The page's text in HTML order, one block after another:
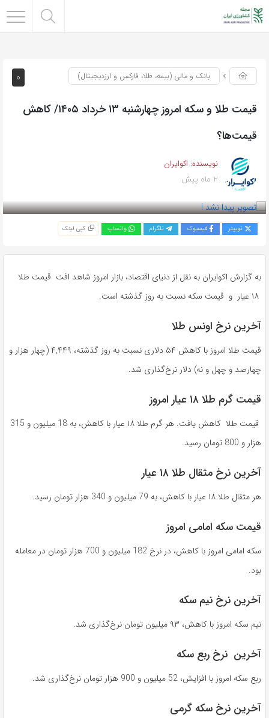
0 بانک و مالی (بیمه، طلا، فارکس و ارزدیجیتال)
قیمت طلا و سکه امروز‌ چهارشنبه ۱۳ خرداد ۱۴۰۵/ کاهش
قیمت‌ها؟
نویسنده: اکوایران
2 ماه پیش
توییتر فیسبوک تلگرام واتساپ کپی لینک
به گزارش اکوایران به نقل از دنیای اقتصاد، بازار امروز شاهد افت قیمت طلا
آخرین نرخ اونس طلا
قیمت طلا امروز با کاهش ۵۴ دلاری نسبت به روز گذشته، ۴,۴۴۹ (چهار هزار و
چهارصد و چهل و نه) دلار نرخ‌گذاری شد.
قیمت گرم طلا ۱۸ عیار امروز
قیمت طلا کاهش یافت. هر گرم طلا ۱۸ عیار با کاهش، به 18 میلیون و 315
هزار و 800 تومان رسید.
آخرین نرخ مثقال طلا ۱۸ عیار
هر مثقال طلا ۱۸ عیار با کاهش، به 79 میلیون و 340 هزار تومان رسید‌.
قیمت سکه امامی امروز
سکه امامی امروز با کاهش، در نرخ 182 میلیون و 700 هزار تومان در معامله
بود.
آخرین نرخ نیم سکه
نیم سکه امروز با کاهش، ۹۳ میلیون تومان نرخ‌گذاری شد.
آخرین نرخ ربع سکه
ربع سکه امروز با افزایش، 52 میلیون و 900 هزار تومان نرخ‌گذاری شد.
آخرین نرخ سکه گرمی